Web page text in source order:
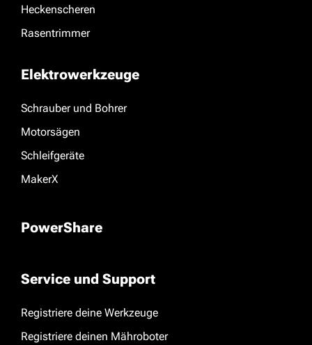
Heckenscheren
Rasentrimmer
Elektrowerkzeuge
Schrauber und Bohrer
Motorsägen
Schleifgeräte
MakerX
PowerShare
Service und Support
Registriere deine Werkzeuge
Registriere deinen Mähroboter